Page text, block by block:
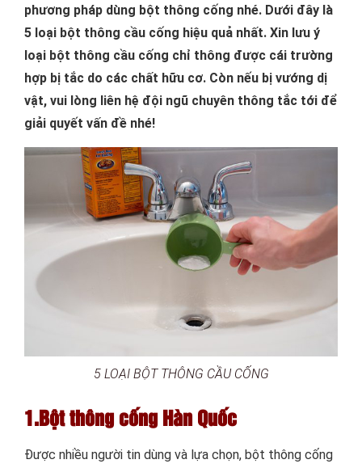
phương pháp dùng bột thông cống nhé. Dưới đây là
5 loại bột thông cầu cống hiệu quả nhất. Xin lưu ý
loại bột thông cầu cống chỉ thông được cái trường
hợp bị tắc do các chất hữu cơ. Còn nếu bị vướng dị
vật, vui lòng liên hệ đội ngũ chuyên thông tắc tới để
giải quyết vấn đề nhé!
5 LOẠI BỘT THÔNG CẦU CỐNG
1.Bột thông cống Hàn Quốc
Được nhiều người tin dùng và lựa chọn, bột thông cống